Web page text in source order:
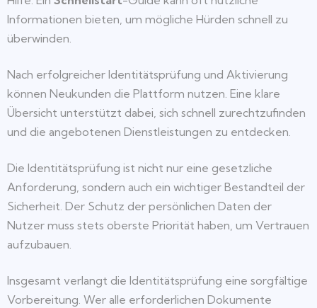
Informationen bieten, um mögliche Hürden schnell zu
überwinden.
Nach erfolgreicher Identitätsprüfung und Aktivierung
können Neukunden die Plattform nutzen. Eine klare
Übersicht unterstützt dabei, sich schnell zurechtzufinden
und die angebotenen Dienstleistungen zu entdecken.
Die Identitätsprüfung ist nicht nur eine gesetzliche
Anforderung, sondern auch ein wichtiger Bestandteil der
Sicherheit. Der Schutz der persönlichen Daten der
Nutzer muss stets oberste Priorität haben, um Vertrauen
aufzubauen.
Insgesamt verlangt die Identitätsprüfung eine sorgfältige
Vorbereitung. Wer alle erforderlichen Dokumente